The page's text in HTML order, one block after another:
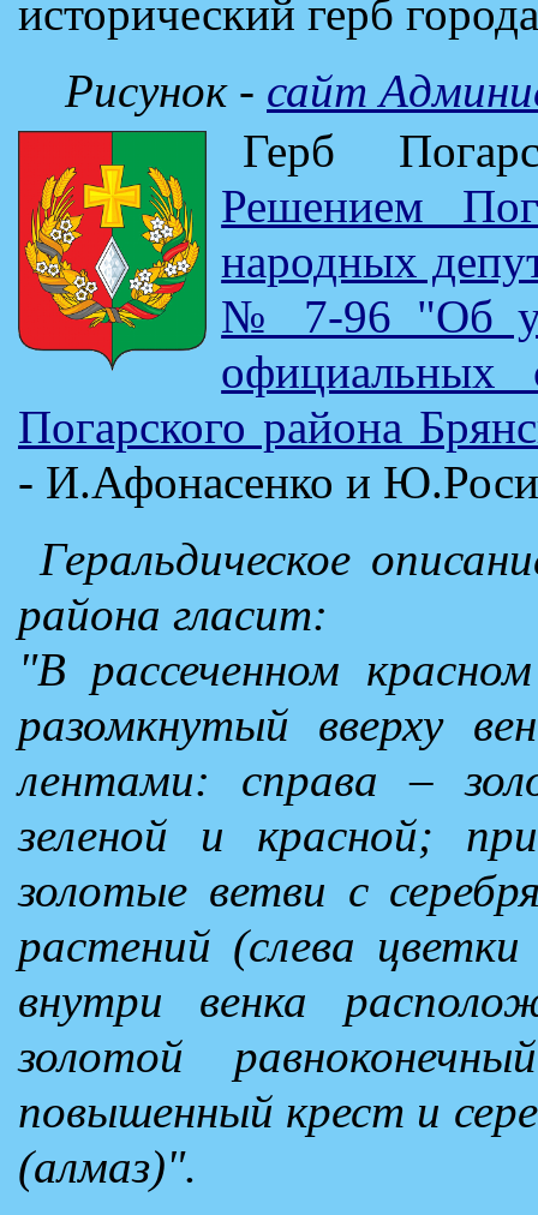
исторический герб
Рисунок - сайт
Герб
Решением
народных
№ 7-96 "Об
официальных
Погарского района
- И.Афонасенко и
Геральдическое
района гласит:
"В рассеченном
разомкнутый вверху
лентами: справа –
зеленой и красной;
золотые ветви с
растений (слева
внутри венка
золотой
повышенный крест и
(алмаз)".